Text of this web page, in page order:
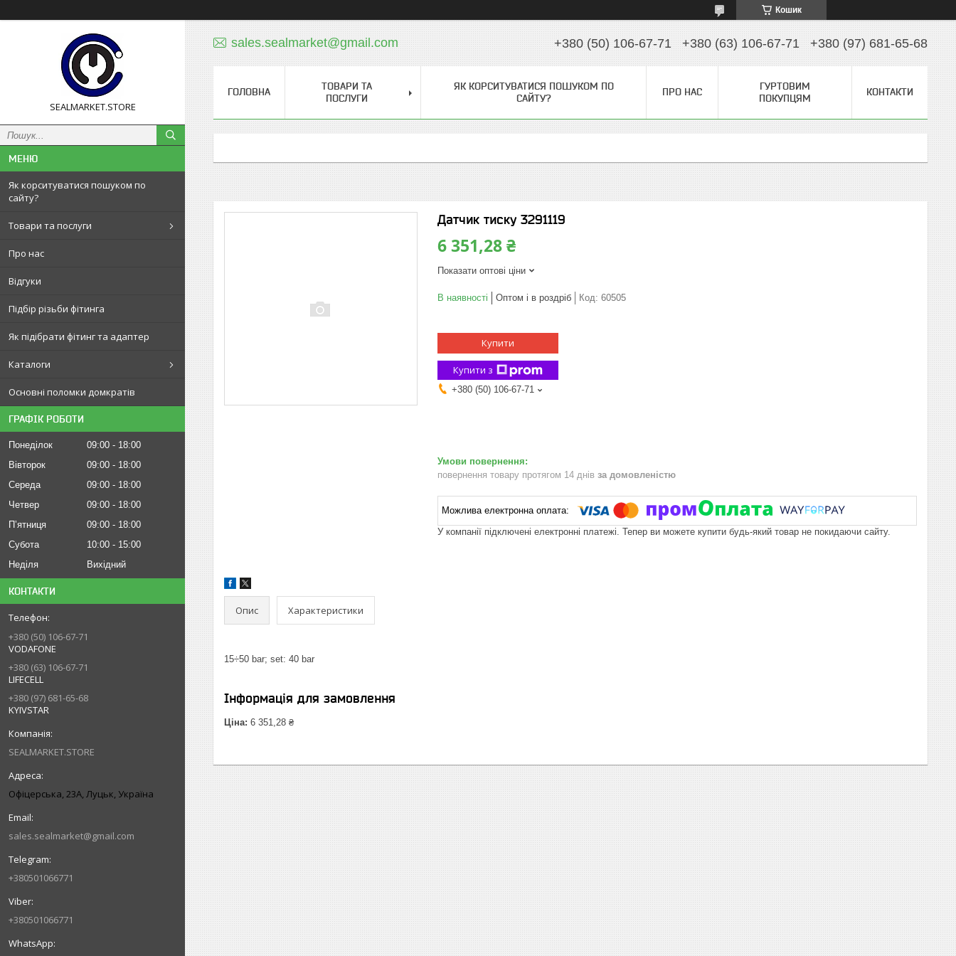
Кошик
SEALMARKET.STORE
Як корситуватися пошуком по
сайту?
Товари та послуги
Про нас
Відгуки
Підбір різьби фітинга
Як підібрати фітинг та адаптер
Каталоги
Основні поломки домкратів
ГРАФІК РОБОТИ
Понеділок 09:00
18:00
Вівторок
09:00
18:00
Середа
09:00
18:00
Четвер
09:00
18:00
Пʼятниця
09:00
18:00
Субота
10:00
15:00
Неділя
Вихідний
КОНТАКТИ
+380 (50) 106-67-71
VODAFONE
+380 (63) 106-67-71
LIFECELL
+380 (97) 681-65-68
KYIVSTAR
SEALMARKET.STORE
Офіцерська, 23А, Луцьк, Україна
sales.sealmarket@gmail.com
+380501066771
+380501066771
sales.sealmarket@gmail.com +380 (50) 106-67-71 +380 (63) 106-67-71 +380 (97) 681-65-68
ГОЛОВНА
ТОВАРИ ТА
ПОСЛУГИ
ЯК КОРСИТУВАТИСЯ ПОШУКОМ ПО
САЙТУ?
ПРО НАС
ГУРТОВИМ
ПОКУПЦЯМ
КОНТАКТИ
Датчик тиску 3291119
6 351,28 ₴
Показати оптові ціни
В наявності Оптом і в роздріб Код: 60505
Купити
Купити з
+380 (50) 106-67-71
повернення товару протягом 14 днів за домовленістю
У компанії підключені електронні платежі. Тепер ви можете купити будь-який товар не покидаючи сайту.
Опис Характеристики
15÷50 bar; set: 40 bar
Інформація для замовлення
Ціна: 6 351,28 ₴